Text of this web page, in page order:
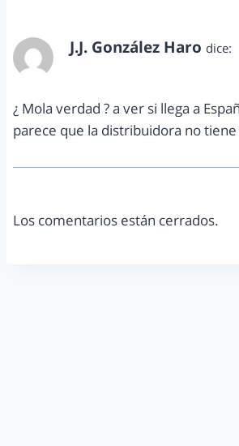
J.J. González Haro dice:
¿ Mola verdad ? a ver si llega a
parece que la distribuidora no
Los comentarios están cerrados.